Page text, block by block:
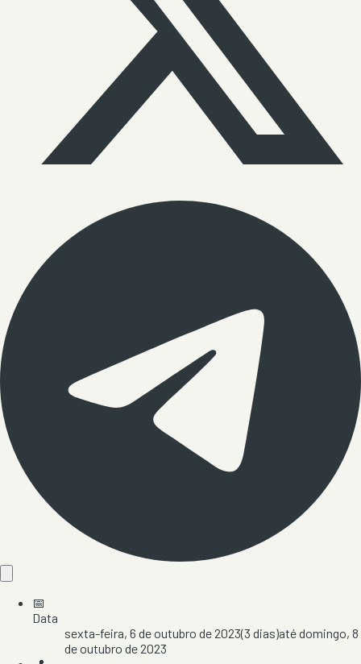
📅
Data
sexta-feira, 6 de outubro de 2023(3 dias)atédomingo, 8
de outubro de 2023